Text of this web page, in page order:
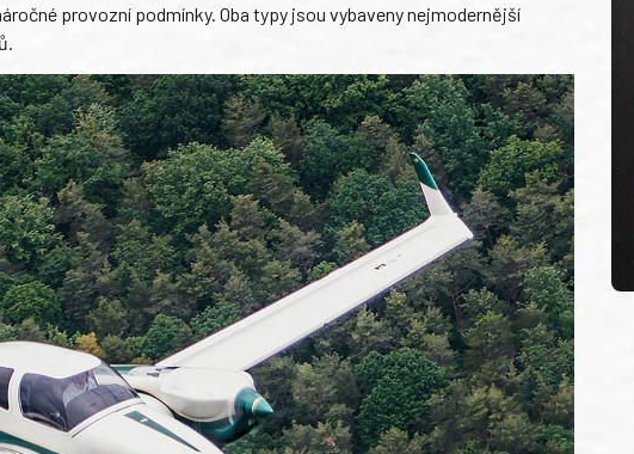
provozní podmínky. Oba typy jsou vybaveny nejmodernější